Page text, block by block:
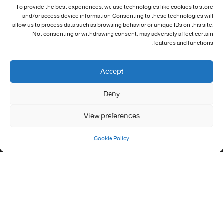
To provide the best experiences, we use technologies like cookies to store
and/or access device information. Consenting to these technologies will
allow us to process data such as browsing behavior or unique IDs on this site.
Not consenting or withdrawing consent, may adversely affect certain
features and functions.
Accept
Deny
View preferences
Cookie Policy
معلومات الاتصال
Address:
جامعة العربي التبسي طريق قسنطينة - تبسة
contact@univ-tebessa.dz